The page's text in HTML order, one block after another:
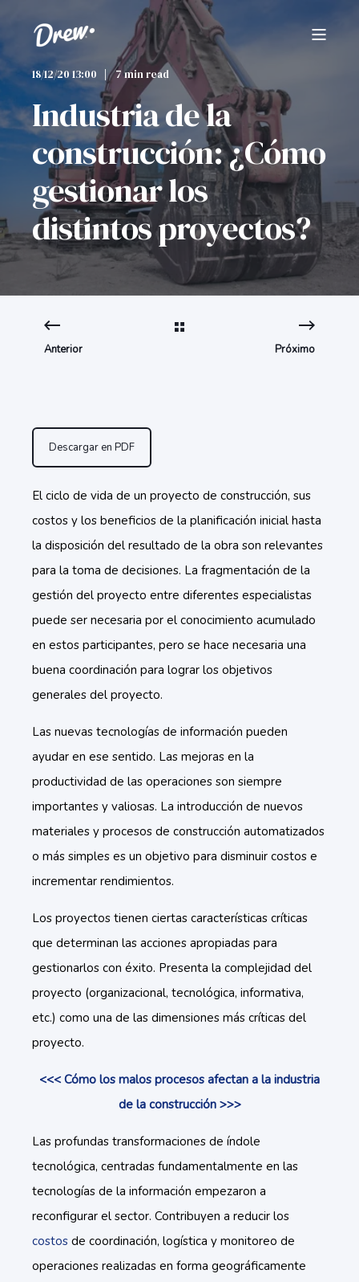
18/12/20 13:00 7 min read
Industria de la
construcción: ¿Cómo
gestionar los
distintos proyectos?
Anterior Próximo
Descargar en PDF
El ciclo de vida de un proyecto de construcción, sus
costos y los beneficios de la planificación inicial hasta
la disposición del resultado de la obra son relevantes
para la toma de decisiones. La fragmentación de la
gestión del proyecto entre diferentes especialistas
puede ser necesaria por el conocimiento acumulado
en estos participantes, pero se hace necesaria una
buena coordinación para lograr los objetivos
generales del proyecto.
Las nuevas tecnologías de información pueden
ayudar en ese sentido. Las mejoras en la
productividad de las operaciones son siempre
importantes y valiosas. La introducción de nuevos
materiales y procesos de construcción automatizados
o más simples es un objetivo para disminuir costos e
incrementar rendimientos.
Los proyectos tienen ciertas características críticas
que determinan las acciones apropiadas para
gestionarlos con éxito. Presenta la complejidad del
proyecto (organizacional, tecnológica, informativa,
etc.) como una de las dimensiones más críticas del
proyecto.
<<< Cómo los malos procesos afectan a la industria
de la construcción >>>
Las profundas transformaciones de índole
tecnológica, centradas fundamentalmente en las
tecnologías de la información empezaron a
reconfigurar el sector. Contribuyen a reducir los
costos de coordinación, logística y monitoreo de
operaciones realizadas en forma geográficamente